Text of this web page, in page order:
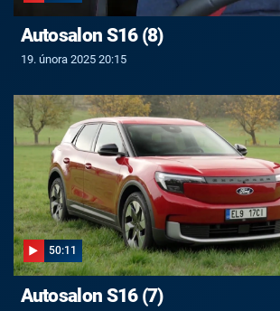
Autosalon S16 (8)
19. února 2025 20:15
50:11
Autosalon S16 (7)